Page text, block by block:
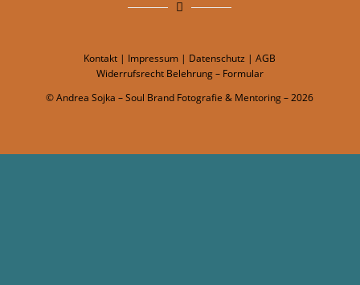
Kontakt | Impressum | Datenschutz |AGB
Widerrufsrecht Belehrung– Formular
© Andrea Sojka – Soul Brand Fotografie & Mentoring – 2026